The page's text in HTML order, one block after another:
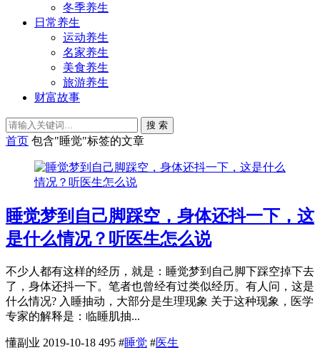
冬季养生
日常养生
运动养生
名家养生
美食养生
旅游养生
财富故事
搜 索
首页 包含"睡觉"标签的文章
睡觉梦到自己脚踩空，身体还抖一下，这
是什么情况？听医生怎么说
不少人都有这样的经历，就是：睡觉梦到自己脚下踩空掉下去
了，身体还抖一下。笔者也曾经有过类似经历。有人问，这是
什么情况? 入睡抽动，大部分是生理现象 关于这种现象，医学
专家的解释是：临睡肌抽...
懂副业 2019-10-18 495 #睡觉 #医生